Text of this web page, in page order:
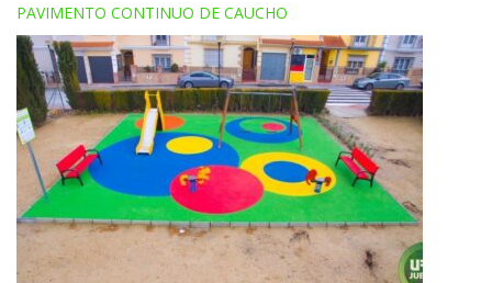
PAVIMENTO CONTINUO DE CAUCHO